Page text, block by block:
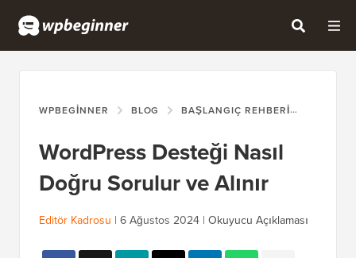
WPBEGINNER BLOG BAŞLANGIÇ REHBERI
WordPress Desteği Nasıl
Doğru Sorulur ve Alınır
Editör Kadrosu | 6 Ağustos 2024 | Okuyucu Açıklaması